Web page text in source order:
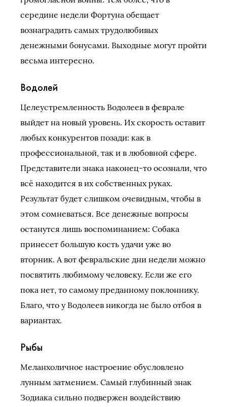
середине недели Фортуна обещает
вознаградить самых трудолюбивых
денежными бонусами. Выходные могут пройти
весьма интересно.
Водолей
Целеустремленность Водолеев в феврале
выйдет на новый уровень. Их скорость оставит
любых конкурентов позади: как в
профессиональной, так и в любовной сфере.
Представители знака наконец-то осознали, что
всё находится в их собственных руках.
Результат будет слишком очевидным, чтобы в
этом сомневаться. Все денежные вопросы
останутся лишь воспоминанием: Собака
принесет большую кость удачи уже во
вторник. А вот февральские дни недели можно
посвятить любимому человеку. Если же его
пока нет, то самому преданному поклоннику.
Благо, что у Водолеев никогда не было отбоя в
вариантах.
Рыбы
Меланхоличное настроение обусловлено
лунным затмением. Самый глубинный знак
Зодиака сильно подвержен воздействию